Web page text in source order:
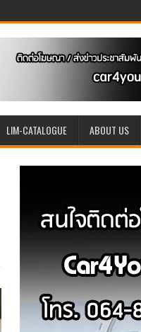
LIM-CATALOGUE ABOUT US